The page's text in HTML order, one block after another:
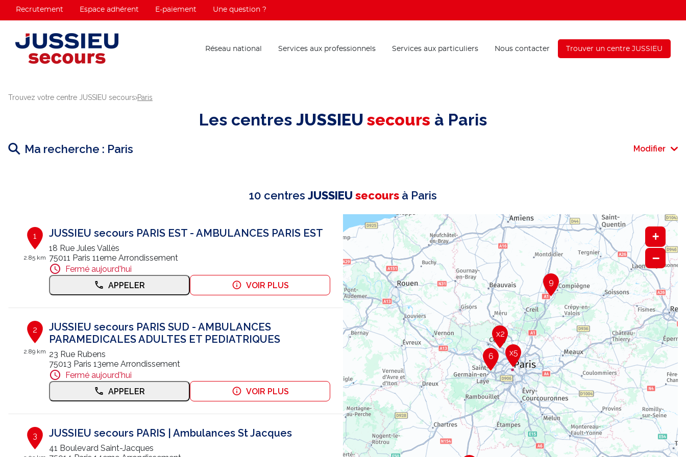
Recrutement Espace adhérent E-paiement Une question ?
Réseau national Services aux professionnels Services aux particuliers Nous contacter Trouver un centre JUSSIEU
Trouvez votre centre JUSSIEU secours Paris
Les centres JUSSIEU secours à Paris
Ma recherche : Paris Modifier
10 centres JUSSIEU secours à Paris
1
2.85 km
JUSSIEU secours PARIS EST - AMBULANCES PARIS EST
18 Rue Jules Vallès
75011 Paris 11eme Arrondissement
Fermé aujourd'hui
APPELER
VOIR PLUS
2
2.89 km
JUSSIEU secours PARIS SUD - AMBULANCES
PARAMEDICALES ADULTES ET PEDIATRIQUES
23 Rue Rubens
75013 Paris 13eme Arrondissement
Fermé aujourd'hui
APPELER
VOIR PLUS
3 JUSSIEU secours PARIS | Ambulances St Jacques
41 Boulevard Saint-Jacques
9
6
x2
x5
+
−